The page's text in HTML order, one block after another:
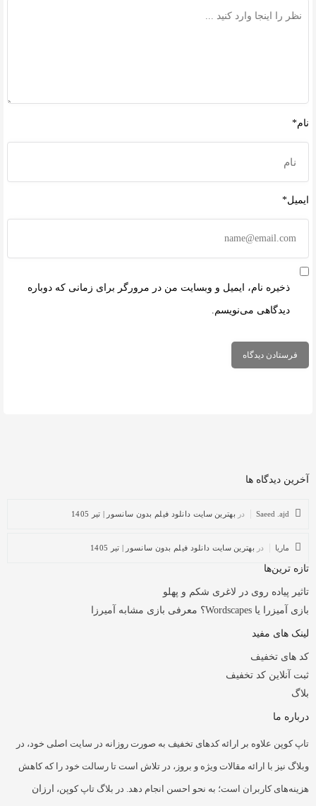
نام*
ایمیل*
ذخیره نام، ایمیل و وبسایت من در مرورگر برای زمانی که دوباره
دیدگاهی می‌نویسم.
آخرین دیدگاه ها
Saeed .ajd در بهترین سایت دانلود فیلم بدون سانسور | تیر 1405
ماریا در بهترین سایت دانلود فیلم بدون سانسور | تیر 1405
تازه ترین‌ها
تاثیر پیاده روی در لاغری شکم و پهلو
بازی آمیزرا یا Wordscapes؟ معرفی بازی مشابه آمیرزا
لینک های مفید
کد های تخفیف
ثبت آنلاین کد تخفیف
بلاگ
درباره ما
تاپ کوپن علاوه بر ارائه کدهای تخفیف به صورت روزانه در سایت اصلی خود، در
وبلاگ نیز با ارائه مقالات ویژه و بروز، در تلاش است تا رسالت خود را که کاهش
هزینه‌های کاربران است؛ به نحو احسن انجام دهد. در بلاگ تاپ کوپن، ارزان